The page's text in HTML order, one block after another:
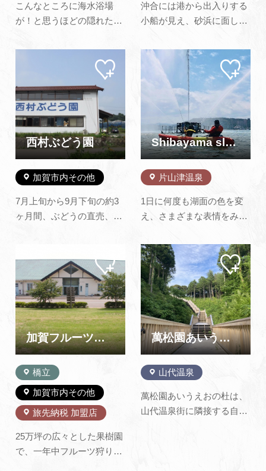
こんなところに海水浴場
が！と思うほどの隠れたと
だけにお客さんは少なく思
わずプライベートビーチ気
分で海水浴が楽しめます。
また、海水浴と言えば砂浜
と思っているあなたは行っ
てみてビックリするかも知
れません。 砂浜の横には広
沖合には港から出入りする
小船が見え、砂浜に面した
のがあります。 水産会社が
経営する海の家では、獲れ
たての新鮮な海鮮も食べる
ことができます。※海の
家、飲食物持ち込み禁止 ※
水上スキーやジェットスキ
ーなどのマリンスポーツ
は…
西村ぶどう園
加賀市内その他
7月上旬から9月下旬の約3
ヶ月間、ぶどうの直売、及
め、旬のぶどうを15種類以
上栽培しております。 それ
ぞれのぶどうに味わいがあ
ります。ご家族又はお友達
とご一緒にお好みの味を見
つけにご来園下さい。
※2026年度ぶどう…
マイ
ペー
ジに
追加
Shibayama slow
片山津温泉
1日に何度も湖面の色を変
え、さまざまな表情をみせ
ル・柴山潟で、インストラ
クターの指導のもと、ゆっ
たりとした時間の中で初心
者の方でも安心、安全にカ
ヤック、サップ体験をお楽
しみいただけます。霊峰白
山を望む片山津の絶景を特
等席で味わ…
マイ
ペー
ジに
追加
加賀フルーツランド
橋立
加賀市内その他
旅先納税 加盟店
25万坪の広々とした果樹園
で、一年中フルーツ狩りと
マイ
ペー
ジに
追加
萬松園あいうえおの杜
山代温泉
萬松園あいうえおの杜は、
山代温泉街に隣接する自然
マイ
ペー
ジに
追加